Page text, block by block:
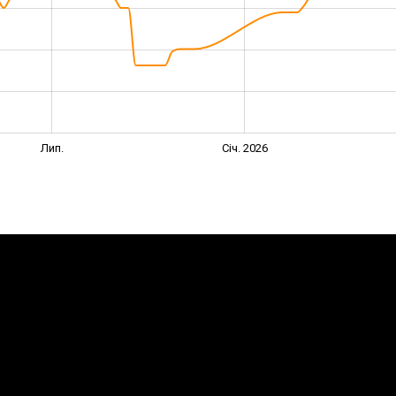
Лип. Січ. 2026